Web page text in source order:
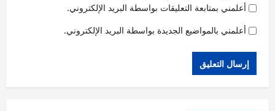
أعلمني بمتابعة التعليقات بواسطة البريد الإلكتروني.
أعلمني بالمواضيع الجديدة بواسطة البريد الإلكتروني.